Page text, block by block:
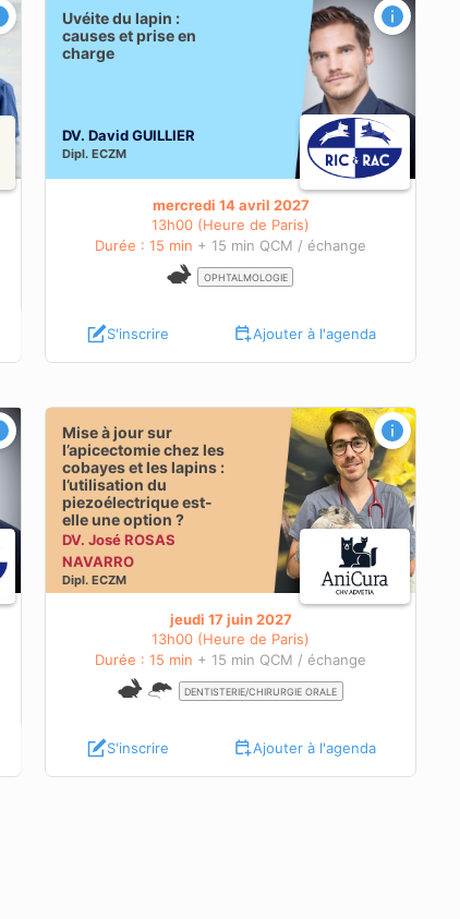
Uvéite du lapin :
causes et prise en
charge
DV. David GUILLIER
Dipl. ECZM
mercredi 14 avril 2027
13h00 (Heure de Paris)
Durée : 15 min + 15 min QCM / échange
OPHTALMOLOGIE
S'inscrire Ajouter à l'agenda
Mise à jour sur
l’apicectomie chez les
cobayes et les lapins :
l’utilisation du
piezoélectrique est-
elle une option ?
DV. José ROSAS
NAVARRO
Dipl. ECZM
jeudi 17 juin 2027
13h00 (Heure de Paris)
Durée : 15 min + 15 min QCM / échange
DENTISTERIE/CHIRURGIE ORALE
S'inscrire Ajouter à l'agenda